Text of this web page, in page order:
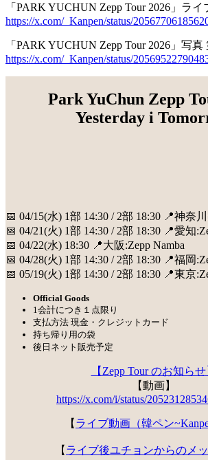
「PARK YUCHUN Zepp Tour 2026」ライ
https://x.com/_Kanpen/status/
「PARK YUCHUN Zepp Tour 2026」写
https://x.com/_Kanpen/status/
Park YuChun Zepp
Yesterday i
📅 04/15(水) 1部 14:30 / 2部 18:30 📍神奈
📅 04/21(火) 1部 14:30 / 2部 18:30 📍愛知
📅 04/22(水) 18:30 📍大阪:Zepp Namba
📅 04/28(火) 1部 14:30 / 2部 18:30 📍福岡
📅 05/19(火) 1部 14:30 / 2部 18:30 📍東京
Official Goods
1会計につき１点限り
支払方法 現金・クレジットカード
持ち帰り用の袋
後日ネット販売予定
【Zepp Tour のお知らせ
【動画】
https://x.com/i/status/
【 ライブ動画（韓ペン
【 ライブ後ユチョンからのメ